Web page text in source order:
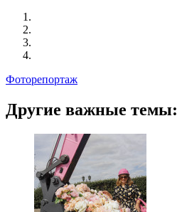
Фоторепортаж
Другие важные темы: